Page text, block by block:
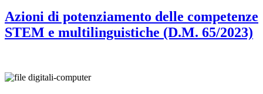
Azioni di potenziamento delle competenze
STEM e multilinguistiche (D.M. 65/2023)